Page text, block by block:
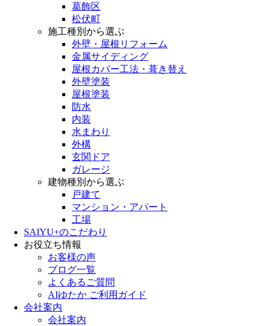
葛飾区
松伏町
施工種別から選ぶ
外壁・屋根リフォーム
金属サイディング
屋根カバー工法・葺き替え
外壁塗装
屋根塗装
防水
内装
水まわり
外構
玄関ドア
ガレージ
建物種別から選ぶ
戸建て
マンション・アパート
工場
SAIYU+のこだわり
お役立ち情報
お客様の声
ブログ一覧
よくあるご質問
AIゆたか ご利用ガイド
会社案内
会社案内